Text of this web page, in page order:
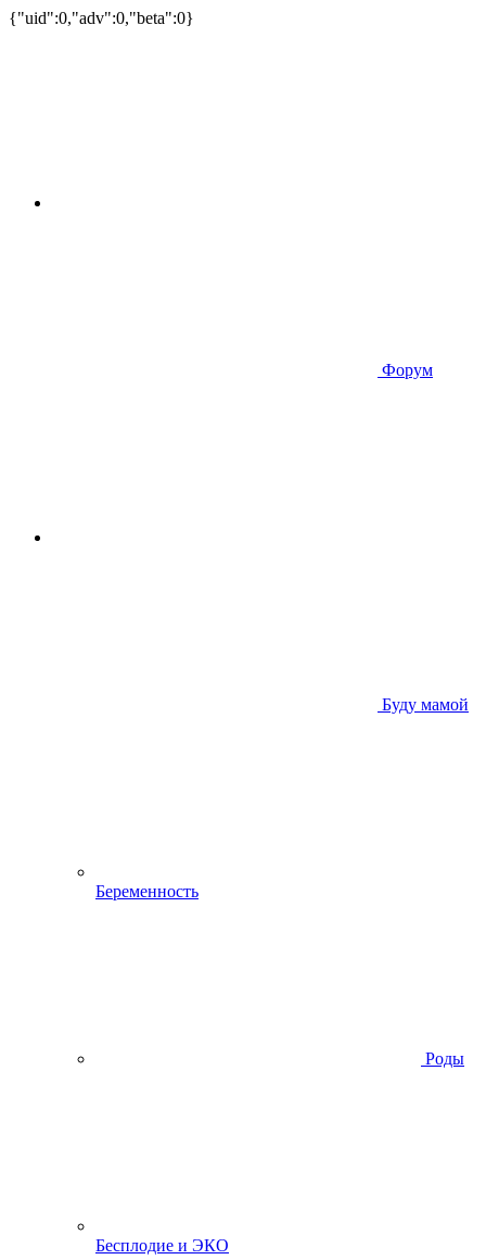
{"uid":0,"adv":0,"beta":0}
Форум
Буду мамой
Беременность
Роды
Бесплодие и ЭКО